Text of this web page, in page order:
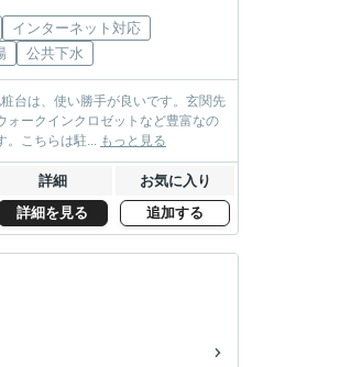
インターネット対応
公共下水
台は、使い勝手が良いです。玄関先
ォークインクロゼットなど豊富なの
。こちらは駐... もっと見る
詳細 お気に入り
詳細を見る 追加する